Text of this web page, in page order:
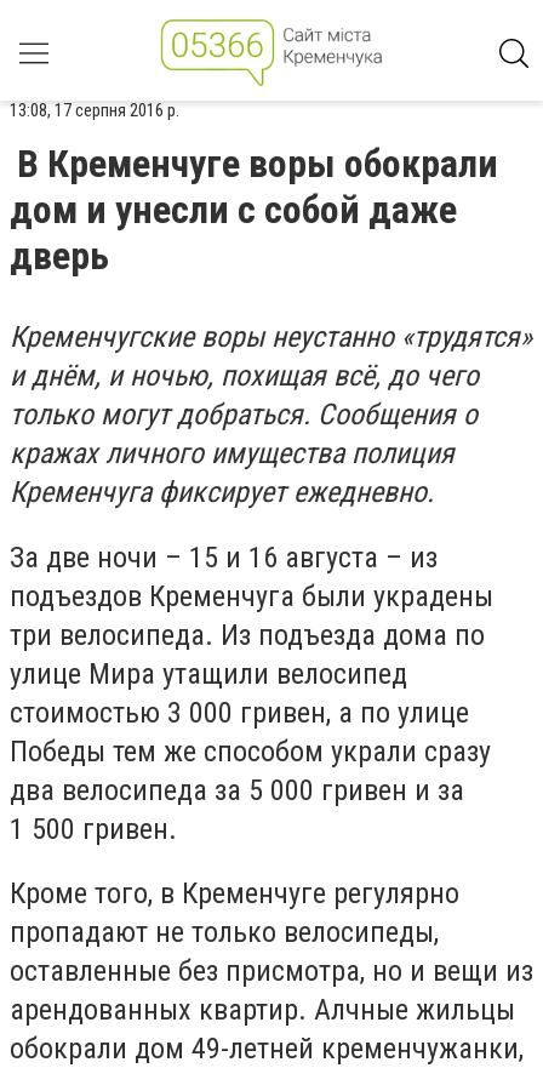
13:08, 17 серпня 2016 р.
В Кременчуге воры обокрали
дом и унесли с собой даже
дверь
Кременчугские воры неустанно «трудятся»
и днём, и ночью, похищая всё, до чего
только могут добраться. Сообщения о
кражах личного имущества полиция
Кременчуга фиксирует ежедневно.
За две ночи – 15 и 16 августа – из
подъездов Кременчуга были украдены
три велосипеда. Из подъезда дома по
улице Мира утащили велосипед
стоимостью 3 000 гривен, а по улице
Победы тем же способом украли сразу
два велосипеда за 5 000 гривен и за
1 500 гривен.
Кроме того, в Кременчуге регулярно
пропадают не только велосипеды,
оставленные без присмотра, но и вещи из
арендованных квартир. Алчные жильцы
обокрали дом 49-летней кременчужанки,